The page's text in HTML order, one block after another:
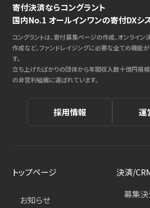
寄付決済ならコングラント
国内No.1 オールインワンの寄付DXシ
コングラントは、寄付募集ページの作成、オンライン
作成など、ファンドレイジングに必要な全ての機能
す。
立ち上げたばかりの団体から年間収入数十億円規
の非営利組織に選ばれています。
採用情報 運
トップページ
お知らせ
決済/
募集